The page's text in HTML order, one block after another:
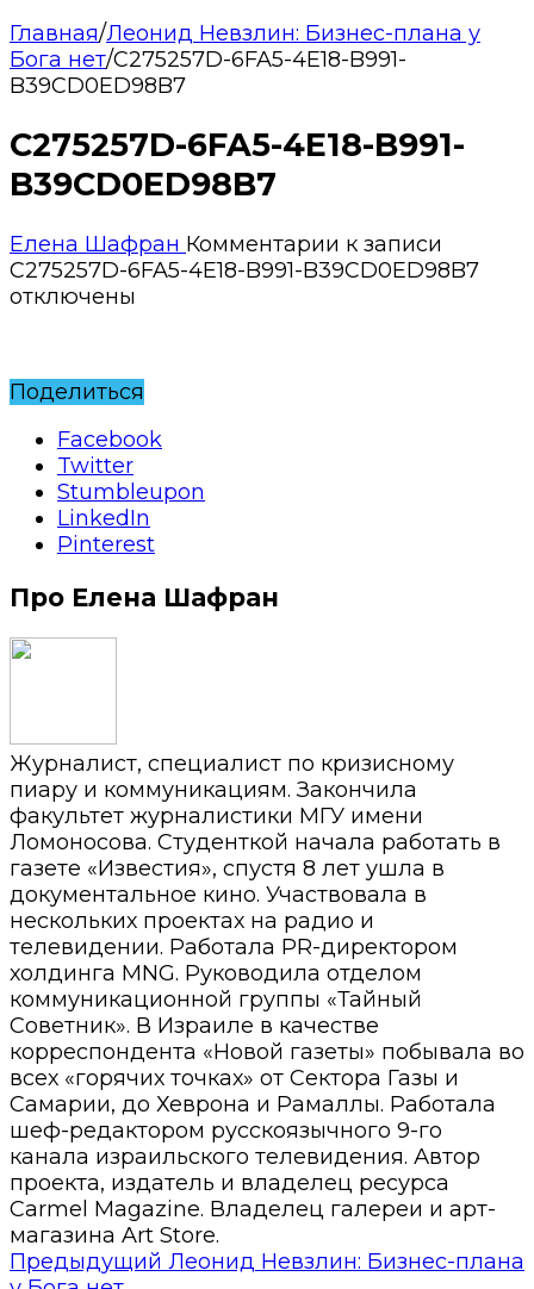
Главная/Леонид Невзлин: Бизнес-плана у
Бога нет/C275257D-6FA5-4E18-B991-
B39CD0ED98B7
C275257D-6FA5-4E18-B991-
B39CD0ED98B7
Елена Шафран Комментарии к записи
C275257D-6FA5-4E18-B991-B39CD0ED98B7
отключены
Поделиться
Facebook
Twitter
Stumbleupon
LinkedIn
Pinterest
Про Елена Шафран
Журналист, специалист по кризисному
пиару и коммуникациям. Закончила
факультет журналистики МГУ имени
Ломоносова. Студенткой начала работать в
газете «Известия», спустя 8 лет ушла в
документальное кино. Участвовала в
нескольких проектах на радио и
телевидении. Работала PR-директором
холдинга MNG. Руководила отделом
коммуникационной группы «Тайный
Советник». В Израиле в качестве
корреспондента «Новой газеты» побывала во
всех «горячих точках» от Сектора Газы и
Самарии, до Хеврона и Рамаллы. Работала
шеф-редактором русскоязычного 9-го
канала израильского телевидения. Автор
проекта, издатель и владелец ресурса
Carmel Magazine. Владелец галереи и арт-
магазина Art Store.
Предыдущий Леонид Невзлин: Бизнес-плана